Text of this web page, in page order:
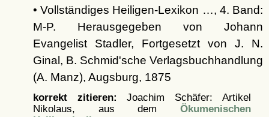
• Vollständiges Heiligen-Lexikon …, 4. Band:
M-P. Herausgegeben von Johann
Evangelist Stadler, Fortgesetzt von J. N.
Ginal, B. Schmid'sche Verlagsbuchhandlung
(A. Manz), Augsburg, 1875
korrekt zitieren: Joachim Schäfer: Artikel
Nikolaus, aus dem Ökumenischen